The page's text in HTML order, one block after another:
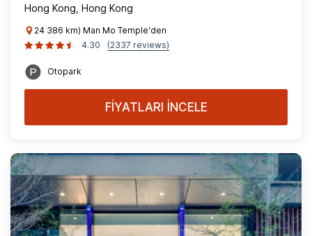
Hong Kong, Hong Kong
24 386 km) Man Mo Temple'den
4.30
(2337 reviews)
Otopark
FİYATLARI İNCELE